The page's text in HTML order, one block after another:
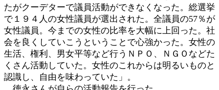
たがクーデターで議員活動ができなくなった。総選挙
で１９４人の女性議員が選出された。全議員の57％が
女性議員。今までの女性の比率を大幅に上回った。社
会を良くしていこうということで心強かった。女性の
生活、権利、男女平等など行うＮＰＯ、ＮＧＯなどた
くさん活動していた。女性のこれからは明るいものと
認識し、自由を味わっていた」。